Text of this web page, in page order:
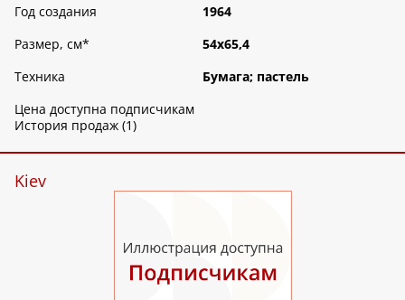
Год создания
1964
Размер, см*
54х65,4
Техника
Бумага; пастель
Цена доступна подписчикам
История продаж (1)
Kiev